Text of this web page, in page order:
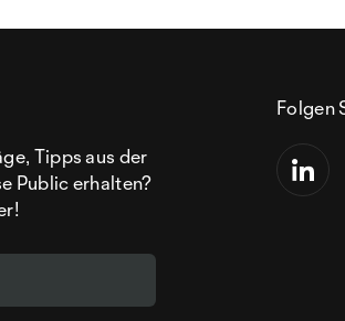
Tipps aus der
Public erhalten?
Folgen